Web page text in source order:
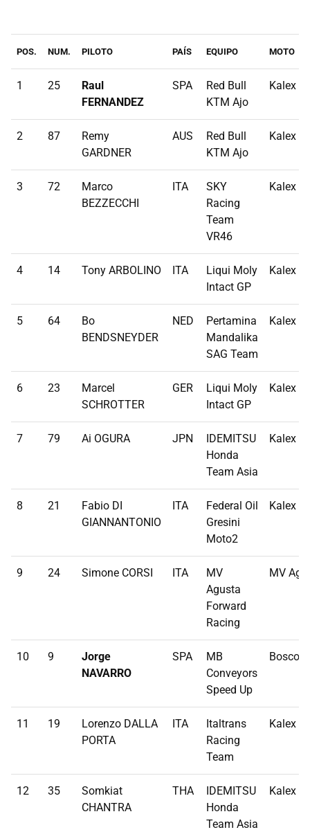
POS. NUM. PILOTO PAÍS EQUIPO MOTO
1 25
Raul
FERNANDEZ
SPA
Red Bull
KTM Ajo
Kalex
2 87
Remy
GARDNER
AUS
Red Bull
KTM Ajo
Kalex
3 72
Marco
BEZZECCHI
ITA
SKY
Racing
Team
VR46
Kalex
4 14 Tony ARBOLINO ITA
Liqui Moly
Intact GP
Kalex
5 64
Bo
BENDSNEYDER
NED
Pertamina
Mandalika
SAG Team
Kalex
6 23
Marcel
SCHROTTER
GER
Liqui Moly
Intact GP
Kalex
7 79 Ai OGURA JPN
IDEMITSU
Honda
Team Asia
Kalex
8 21
Fabio DI
GIANNANTONIO
ITA
Federal Oil
Gresini
Moto2
Kalex
9 24 Simone CORSI ITA
MV
Agusta
Forward
Racing
MV
10 9
Jorge
NAVARRO
SPA
MB
Conveyors
Speed Up
11 19
Lorenzo DALLA
PORTA
ITA
Italtrans
Racing
Team
Kalex
12 35
Somkiat
CHANTRA
THA
IDEMITSU
Honda
Team Asia
Kalex